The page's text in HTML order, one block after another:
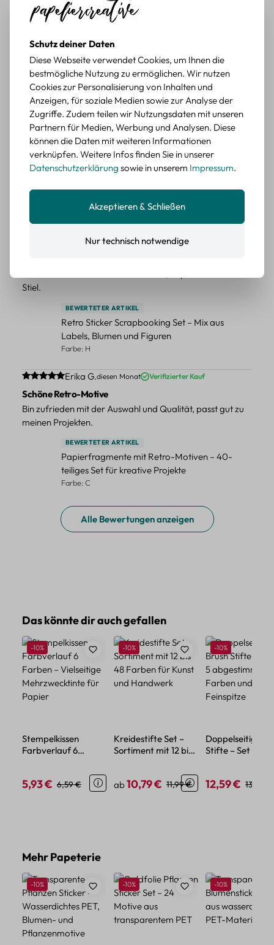
Tolle Motive, Briefmarken gehen zu vielen Projekten,
BEWERTETER ARTIKEL
Retro Briefmarken Sticker Set – 45 Papier-
Sticker mit Wald- und Tiermotiven
Durchschnittliche Bewertung von 5 von 5 Sternen
Erika G. diesen Monat Verifizierter Kauf
Schöne Motive
Die Sticker passen gut zu meinen Büchern, würde sie
wieder kaufen.
BEWERTETER ARTIKEL
Retro Blumen Sticker Set – 45 Stück mit 15
verschiedene Motive
Durchschnittliche Bewertung von 5 von 5 Sternen
Erika G.diesen Monat Verifizierter Kauf
Stiel.
BEWERTETER ARTIKEL
Retro Sticker Scrapbooking Set – Mix aus
Labels, Blumen und Figuren
Farbe: H
Durchschnittliche Bewertung von 5 von 5 Sternen
Erika G.diesen Monat Verifizierter Kauf
Schöne Retro-Motive
Bin zufrieden mit der Auswahl und Qualität, passt gut zu
meinen Projekten.
BEWERTETER ARTIKEL
Papierfragmente mit Retro-Motiven – 40-
teiliges Set für kreative Projekte
Farbe: C
Alle Bewertungen anzeigen
Produktgalerie überspringen
Das könnte dir auch gefallen
Rabatt
-10%
Stempelkissen
Farbverlauf 6
Mehrzwecktinte für
Papier
Verkaufspreis:
5,93 € Regulärer Preis:
6,59 €
Rabatt
-10%
Kreidestifte Set –
Sortiment mit 12 bis
Verkaufspreis:
ab10,79 € Regulärer Preis:
11,99 €
Rabatt
-10%
Doppelseitige
Stifte – Set mit 5
Feinspitze
Verkaufspreis:
12,59 € 13,99 €
Produktgalerie überspringen
Mehr Papeterie
Rabatt
-10% Rabatt
-10% Rabatt
-10%
Schutz deiner Daten
Diese Webseite verwendet Cookies, um Ihnen die
bestmögliche Nutzung zu ermöglichen. Wir nutzen
Cookies zur Personalisierung von Inhalten und
Anzeigen, für soziale Medien sowie zur Analyse der
Zugriffe. Zudem teilen wir Nutzungsdaten mit unseren
Partnern für Medien, Werbung und Analysen. Diese
können die Daten mit weiteren Informationen
verknüpfen. Weitere Infos finden Sie in unserer
Datenschutzerklärung sowie in unserem Impressum.
Nur technisch notwendige
Akzeptieren & Schließen